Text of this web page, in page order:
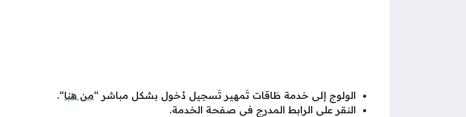
الولوج إلى خدمة طَاقات تَمهير تَسجيل دُخول بشكل مباشر “من هنا“.
النقر على الرابط المدرج في صفحة الخدمة.